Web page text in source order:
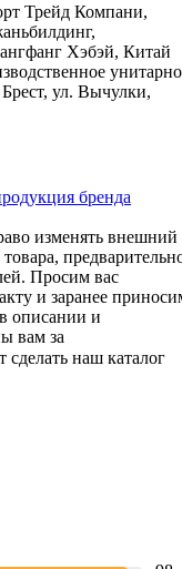
Трейд Компани,
Хэбэй, Китай
ул. Вычулки,
бренда
изменять внешний
Просим вас
и заранее
описании и
вам за
наш каталог